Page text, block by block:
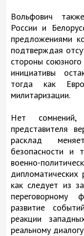
Вольфович
России и
предложениями
подтверждая
стороны союзного
инициативы
тогда как
милитаризации.
Нет сомнений,
представителя
расклад
безопасности и
военно-
как следует из
переговорному
развитие
реакции
реальному